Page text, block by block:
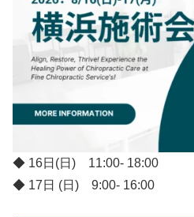
◆ 16日(日) 11:00- 18:00
◆ 17日 (日) 9:00- 16:00